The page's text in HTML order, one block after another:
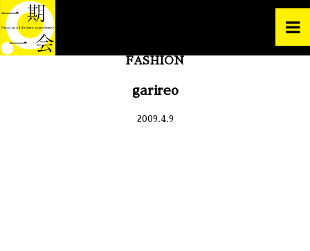
FASHION
garireo
2009.4.9